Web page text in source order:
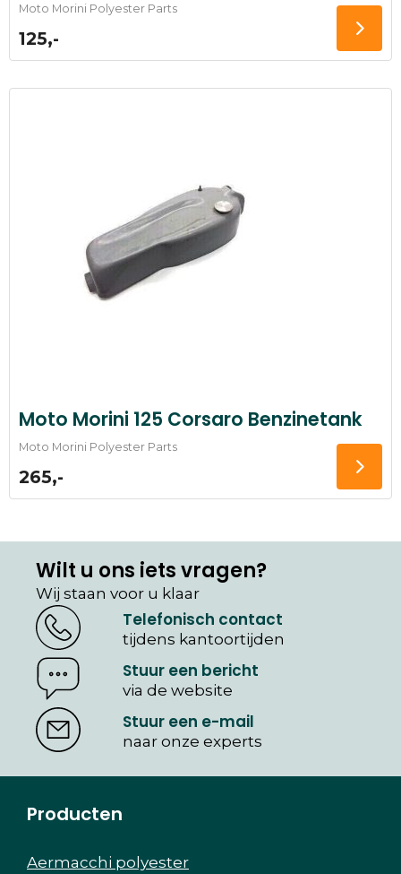
Moto Morini Polyester Parts
125,-
Moto Morini 125 Corsaro Benzinetank
Moto Morini Polyester Parts
265,-
Wilt u ons iets vragen?
Wij staan voor u klaar
Telefonisch contact
tijdens kantoortijden
Stuur een bericht
via de website
Stuur een e-mail
naar onze experts
Producten
Aermacchi polyester